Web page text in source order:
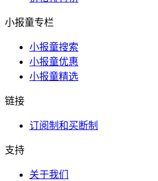
小报童专栏
小报童搜索
小报童优惠
小报童精选
链接
订阅制和买断制
支持
关于我们